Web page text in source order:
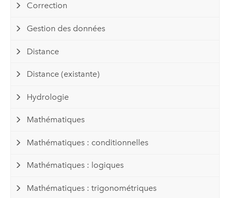
Correction
Gestion des données
Distance
Distance (existante)
Hydrologie
Mathématiques
Mathématiques : conditionnelles
Mathématiques : logiques
Mathématiques : trigonométriques